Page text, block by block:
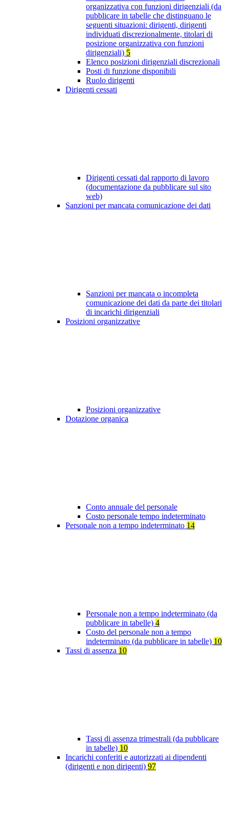
organizzativa con funzioni dirigenziali (da
pubblicare in tabelle che distinguano le
seguenti situazioni: dirigenti, dirigenti
individuati discrezionalmente, titolari di
posizione organizzativa con funzioni
dirigenziali) 5
Elenco posizioni dirigenziali discrezionali
Posti di funzione disponibili
Ruolo dirigenti
Dirigenti cessati
Dirigenti cessati dal rapporto di lavoro
(documentazione da pubblicare sul sito
web)
Sanzioni per mancata comunicazione dei dati
Sanzioni per mancata o incompleta
comunicazione dei dati da parte dei titolari
di incarichi dirigenziali
Posizioni organizzative
Posizioni organizzative
Dotazione organica
Conto annuale del personale
Costo personale tempo indeterminato
Personale non a tempo indeterminato 14
Personale non a tempo indeterminato (da
pubblicare in tabelle) 4
Costo del personale non a tempo
indeterminato (da pubblicare in tabelle) 10
Tassi di assenza 10
Tassi di assenza trimestrali (da pubblicare
in tabelle) 10
Incarichi conferiti e autorizzati ai dipendenti
(dirigenti e non dirigenti) 97